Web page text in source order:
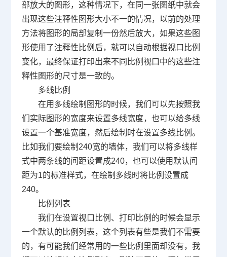
部放大的图形，这种情况下，在同一张图纸中就会
出现这些注释性图形大小不一的情况，以前的处理
方法将图形的局部复制一份然后放大，如果这些图
形使用了注释性比例后，就可以自动根据视口比例
变化，最终保证打印出来不同比例视口中的这些注
释性图形的尺寸是一致的。
多线比例
在用多线绘制图形的时候，我们可以先按照我
们实际图形的宽度来设置多线宽度，也可以给多线
设置一个基准宽度，然后绘制时在设置多线比例。
比如我们要绘制 240宽的墙体，我们可以将多线样
式中两条线的间距设置成240，也可以使用默认间
距为1的标准样式，在绘制多线时将比例设置成
240。
比例列表
我们在设置视口比例、打印比例的时候会显示
一个默认的比例列表，这个列表有些是我们不需要
的，有可能我们经常用的一些比例里面却没有，我